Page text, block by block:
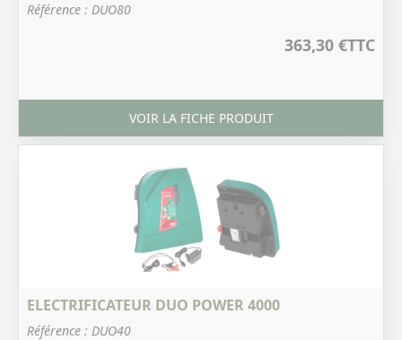
Référence : DUO80
363,30 €TTC
VOIR LA FICHE PRODUIT
ELECTRIFICATEUR DUO POWER 4000
Référence : DUO40